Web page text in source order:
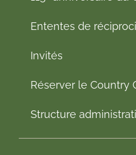
Ententes de
Invités
Réserver le Country
Structure